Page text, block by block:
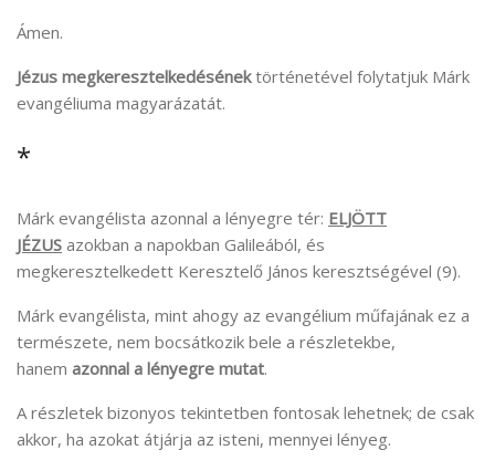
Ámen.
Jézus megkeresztelkedésénektörténetével folytatjuk Márk
evangéliuma magyarázatát.
*
Márk evangélista azonnal a lényegre tér: ELJÖTT
JÉZUS azokban a napokban Galileából, és
megkeresztelkedett Keresztelő János keresztségével (9).
Márk evangélista, mint ahogy az evangélium műfajának ez a
természete, nem bocsátkozik bele a részletekbe,
hanem azonnal a lényegre mutat.
A részletek bizonyos tekintetben fontosak lehetnek; de csak
akkor, ha azokat átjárja az isteni, mennyei lényeg.